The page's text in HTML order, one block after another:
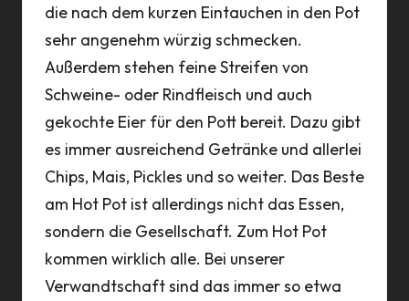
die nach dem kurzen Eintauchen in den Pot
sehr angenehm würzig schmecken.
Außerdem stehen feine Streifen von
Schweine- oder Rindfleisch und auch
gekochte Eier für den Pott bereit. Dazu gibt
es immer ausreichend Getränke und allerlei
Chips, Mais, Pickles und so weiter. Das Beste
am Hot Pot ist allerdings nicht das Essen,
sondern die Gesellschaft. Zum Hot Pot
kommen wirklich alle. Bei unserer
Verwandtschaft sind das immer so etwa